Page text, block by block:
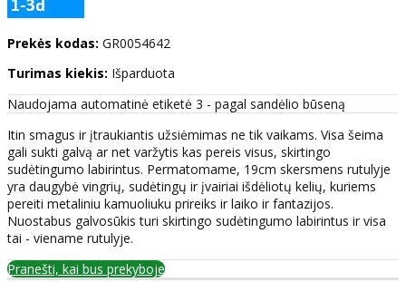
Prekės kodas: GR0054642
Turimas kiekis: Išparduota
Naudojama automatinė etiketė 3 - pagal sandėlio būseną
Itin smagus ir įtraukiantis užsiėmimas ne tik vaikams. Visa šeima
gali sukti galvą ar net varžytis kas pereis visus, skirtingo
sudėtingumo labirintus. Permatomame, 19cm skersmens rutulyje
yra daugybė vingrių, sudėtingų ir įvairiai išdėliotų kelių, kuriems
pereiti metaliniu kamuoliuku prireiks ir laiko ir fantazijos.
Nuostabus galvosūkis turi skirtingo sudėtingumo labirintus ir visa
tai - viename rutulyje.
Pranešti, kai bus prekyboje